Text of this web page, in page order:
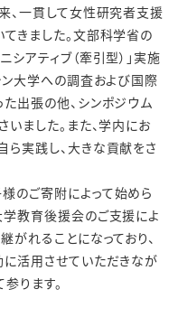
、一貫して女性研究者支援
きました。文部科学省の
アティブ（牽引型）」実施
ン大学への調査および国際
出張の他、シンポジウム
ました。また、学内にお
実践し、大きな貢献をさ
ご寄附によって始めら
教育後援会のご支援によ
れることになっており、
活用させていただきなが
ります。